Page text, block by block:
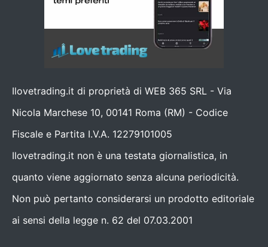
Ilovetrading.it di proprietà di WEB 365 SRL - Via
Nicola Marchese 10, 00141 Roma (RM) - Codice
Fiscale e Partita I.V.A. 12279101005
Ilovetrading.it non è una testata giornalistica, in
quanto viene aggiornato senza alcuna periodicità.
Non può pertanto considerarsi un prodotto editoriale
ai sensi della legge n. 62 del 07.03.2001